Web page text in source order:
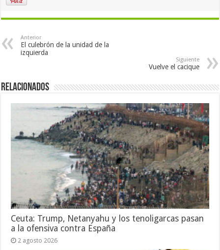
Anterior
El culebrón de la unidad de la
izquierda
Siguiente
Vuelve el cacique
Relacionados
Ceuta: Trump, Netanyahu y los tenoligarcas pasan
a la ofensiva contra España
2 agosto 2026